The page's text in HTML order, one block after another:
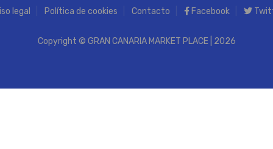
legal Política de cookies Contacto Facebook
Copyright © GRAN CANARIA MARKET PLACE | 2026